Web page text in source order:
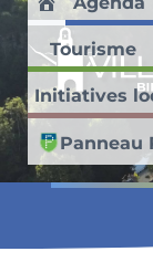
Passer au
Skip to header
Skip to site footer
Villecomtal
Découvrez ce
Accueil
Tourisme
Initiatives
Panneau